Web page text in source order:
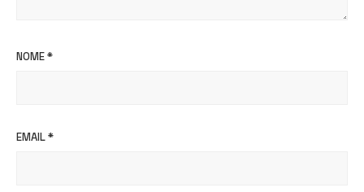
NOME*
EMAIL*